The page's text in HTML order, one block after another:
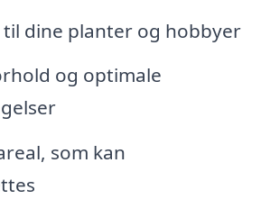
dine planter og hobbyer
og optimale
som kan